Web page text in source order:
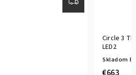
Circle 3
LED2
Skladom